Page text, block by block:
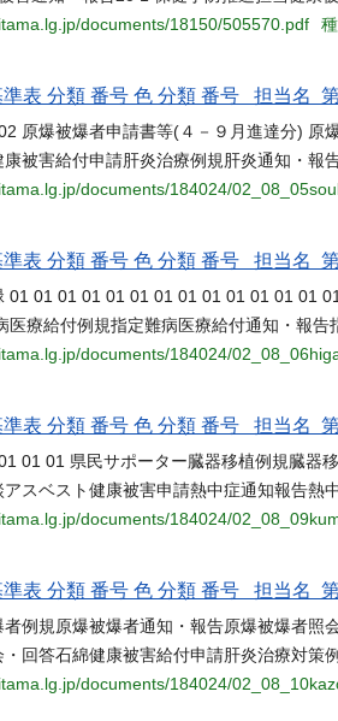
documents/18150/505570.pdf
準表 分類 番号 色 分類 番号 担当名
原爆被爆者申請書等(４－９月進達分) 原
被害給付申請肝炎治療例規肝炎通知・報
documents/184024/
準表 分類 番号 色 分類 番号 担当名
01 01 01 01 01 01 01 01 01 01 01 01 01
医療給付例規指定難病医療給付通知・報
documents/184024/
準表 分類 番号 色 分類 番号 担当名
01 01 県民サポーター臓器移植例規臓器
スベスト健康被害申請熱中症通知報告熱
documents/184024/
準表 分類 番号 色 分類 番号 担当名
例規原爆被爆者通知・報告原爆被爆者
回答石綿健康被害給付申請肝炎治療対策
documents/184024/